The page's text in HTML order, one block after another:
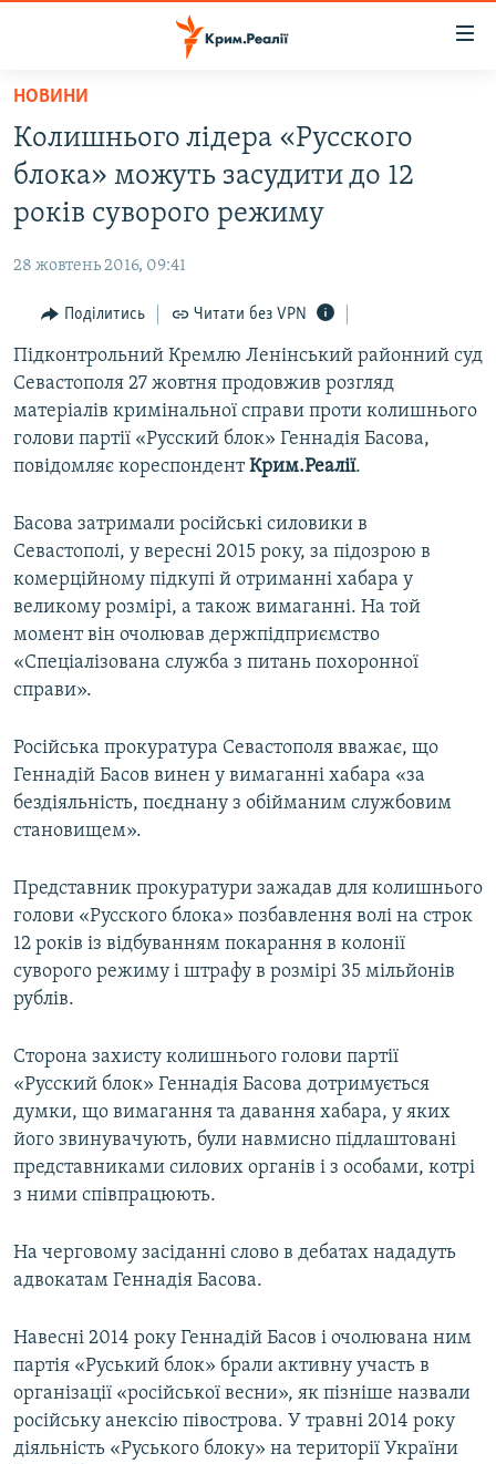
Перейти
основного
матеріалу
Перейти
до
основної
Перейти
пошуку
ВОДА.КРИМ
ВІДЕО ТА ФОТО
БЛОГИ
ПОГЛЯД
ІНТЕРВ'Ю
СПЕЦПРОЕКТИ
ДЕПОРТАЦІЯ
ВІДЕОУРОКИ «ELIFBE»
СВІДЧЕННЯ ОКУПАЦІЇ
УКРАЇНСЬКА ПРОБЛЕМА КРИМУ
ІНФОГРАФІКА
ЯК ОБІЙТИ БЛОКУВАННЯ
Русский
Qırımtatar
ДОЛУЧАЙСЯ!
Усі сайти RFE/RL
НОВИНИ
Колишнього лідера «Русского
блока» можуть засудити до 12
років суворого режиму
28 жовтень 2016, 09:41
Поділитись Читати без VPN
Підконтрольний Кремлю Ленінський районний суд
Севастополя 27 жовтня продовжив розгляд
матеріалів кримінальної справи проти колишнього
голови партії «Русский блок» Геннадія Басова,
повідомляє кореспондентКрим.Реалії.
Басова затримали російські силовики в
Севастополі, у вересні 2015 року, за підозрою в
комерційному підкупі й отриманні хабара у
великому розмірі, а також вимаганні. На той
момент він очолював держпідприємство
«Спеціалізована служба з питань похоронної
справи».
Російська прокуратура Севастополя вважає, що
Геннадій Басов винен у вимаганні хабара «за
бездіяльність, поєднану з обійманим службовим
становищем».
Представник прокуратури зажадав для колишнього
голови «Русского блока» позбавлення волі на строк
12 років із відбуванням покарання в колонії
суворого режиму і штрафу в розмірі 35 мільйонів
рублів.
Сторона захисту колишнього голови партії
«Русский блок» Геннадія Басова дотримується
думки, що вимагання та давання хабара, у яких
його звинувачують, були навмисно підлаштовані
представниками силових органів і з особами, котрі
з ними співпрацюють.
На черговому засіданні слово в дебатах нададуть
адвокатам Геннадія Басова.
Навесні 2014 року Геннадій Басов і очолювана ним
партія «Руський блок» брали активну участь в
організації «російської весни», як пізніше назвали
російську анексію півострова. У травні 2014 року
діяльність «Руського блоку» на території України